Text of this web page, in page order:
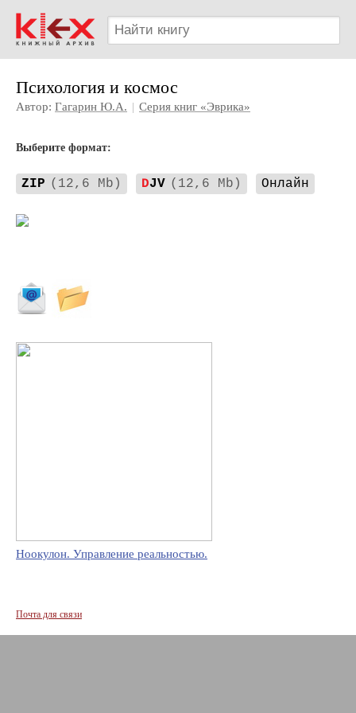
Психология и космос
Автор: Гагарин Ю.А. | Серия книг «Эврика»
Выберите формат:
ZIP (12,6 Mb) DJV (12,6 Mb) Онлайн
Ноокулон. Управление реальностью.
Почта для связи